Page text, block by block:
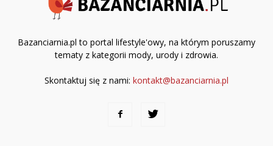
Bazanciarnia.pl to portal lifestyle'owy, na którym poruszamy
tematy z kategorii mody, urody i zdrowia.
Skontaktuj się z nami: kontakt@bazanciarnia.pl